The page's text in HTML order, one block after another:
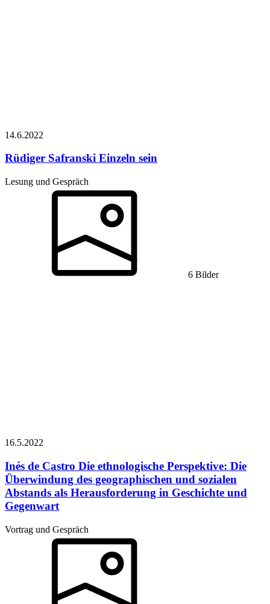
14.6.2022
Rüdiger Safranski Einzeln sein
Lesung und Gespräch
6 Bilder
16.5.2022
Inés de Castro Die ethnologische Perspektive: Die
Überwindung des geographischen und sozialen
Abstands als Herausforderung in Geschichte und
Gegenwart
Vortrag und Gespräch